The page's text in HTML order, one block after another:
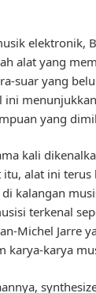
elektronik,
alat yang
suar yang
ini
yang
kali
itu, alat ini
kalangan
terkenal
Michel Jarre
karya-karya